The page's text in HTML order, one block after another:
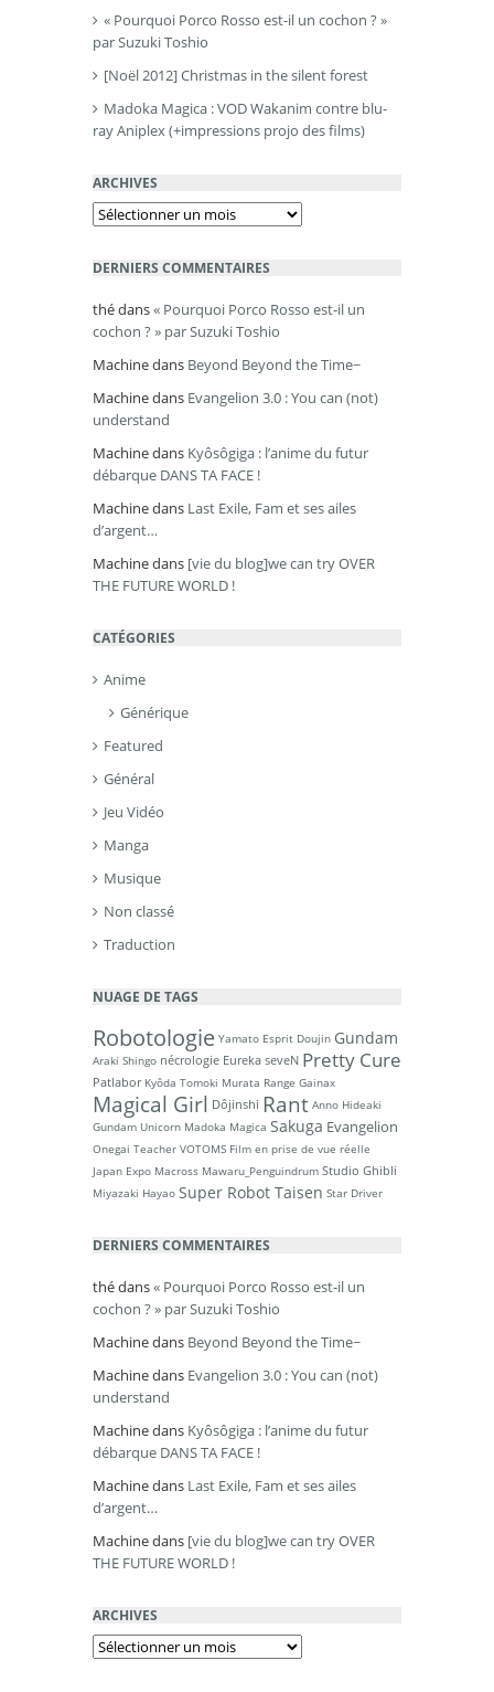
« Pourquoi Porco Rosso est-il un cochon ? »
par Suzuki Toshio
[Noël 2012] Christmas in the silent forest
Madoka Magica : VOD Wakanim contre blu-
ray Aniplex (+impressions projo des films)
ARCHIVES
Archives
DERNIERS COMMENTAIRES
thédans« Pourquoi Porco Rosso est-il un
cochon ? » par Suzuki Toshio
Machinedans Beyond Beyond the Time~
Machinedans Evangelion 3.0 : You can (not)
understand
Machinedans Kyôsôgiga : l’anime du futur
débarque DANS TA FACE !
Machinedans Last Exile, Fam et ses ailes
d’argent…
Machinedans [vie du blog]we can try OVER
THE FUTURE WORLD !
CATÉGORIES
Anime
Générique
Featured
Général
Jeu Vidéo
Manga
Musique
Non classé
Traduction
NUAGE DE TAGS
Robotologie Yamato Esprit Doujin Gundam
Araki Shingo nécrologie Eureka seveN Pretty Cure
Patlabor Kyôda Tomoki Murata Range Gainax
Magical Girl Dôjinshi Rant Anno Hideaki
Gundam Unicorn Madoka Magica Sakuga Evangelion
Onegai Teacher VOTOMS Film en prise de vue réelle
Japan Expo Macross Mawaru_Penguindrum Studio Ghibli
Miyazaki Hayao Super Robot Taisen Star Driver
DERNIERS COMMENTAIRES
thédans« Pourquoi Porco Rosso est-il un
cochon ? » par Suzuki Toshio
Machinedans Beyond Beyond the Time~
Machinedans Evangelion 3.0 : You can (not)
understand
Machinedans Kyôsôgiga : l’anime du futur
débarque DANS TA FACE !
Machinedans Last Exile, Fam et ses ailes
d’argent…
Machinedans [vie du blog]we can try OVER
THE FUTURE WORLD !
ARCHIVES
Archives